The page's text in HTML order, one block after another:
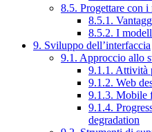
8.5. Progettare con
8.5.1.
8.5.2. I
9. Sviluppo dell’interfaccia
9.1. Approccio allo
9.1.1. Attività
9.1.2. Web
9.1.3. Mobile
9.1.4.
degradation